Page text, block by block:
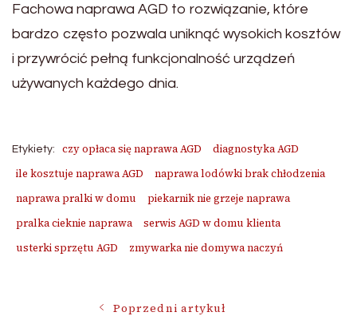
Fachowa naprawa AGD to rozwiązanie, które
bardzo często pozwala uniknąć wysokich kosztów
i przywrócić pełną funkcjonalność urządzeń
używanych każdego dnia.
Etykiety: czy opłaca się naprawa AGD
diagnostyka AGD
ile kosztuje naprawa AGD
naprawa lodówki brak chłodzenia
naprawa pralki w domu
piekarnik nie grzeje naprawa
pralka cieknie naprawa
serwis AGD w domu klienta
usterki sprzętu AGD
zmywarka nie domywa naczyń
Poprzedni artykuł